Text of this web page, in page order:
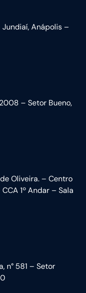
Anápolis –
– Setor Bueno,
Oliveira. – Centro
1º Andar – Sala
n° 581 – Setor